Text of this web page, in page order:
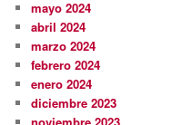
mayo 2024
abril 2024
marzo 2024
febrero 2024
enero 2024
diciembre 2023